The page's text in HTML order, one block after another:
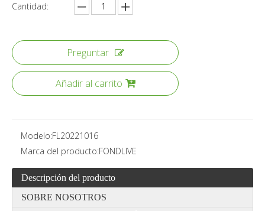
Cantidad:
Preguntar
Añadir al carrito
Modelo:FL20221016
Marca del producto:FONDLIVE
Descripción del producto
SOBRE NOSOTROS